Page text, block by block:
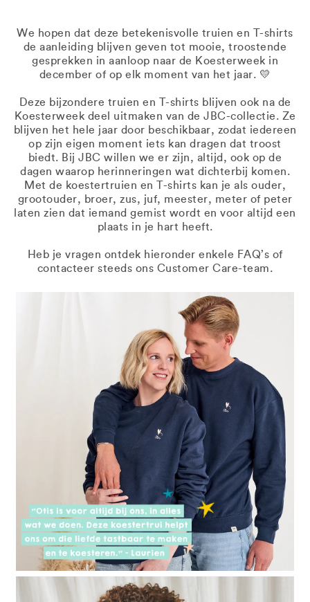
We hopen dat deze betekenisvolle truien en T-shirts
de aanleiding blijven geven tot mooie, troostende
gesprekken in aanloop naar de Koesterweek in
december of op elk moment van het jaar. 💛
Deze bijzondere truien en T-shirts blijven ook na de
Koesterweek deel uitmaken van de JBC-collectie. Ze
blijven het hele jaar door beschikbaar, zodat iedereen
op zijn eigen moment iets kan dragen dat troost
biedt. Bij JBC willen we er zijn, altijd, ook op de
dagen waarop herinneringen wat dichterbij komen.
Met de koestertruien en T-shirts kan je als ouder,
grootouder, broer, zus, juf, meester, meter of peter
laten zien dat iemand gemist wordt en voor altijd een
plaats in je hart heeft.
Heb je vragen ontdek hieronder enkele FAQ’s of
contacteer steeds ons Customer Care-team.